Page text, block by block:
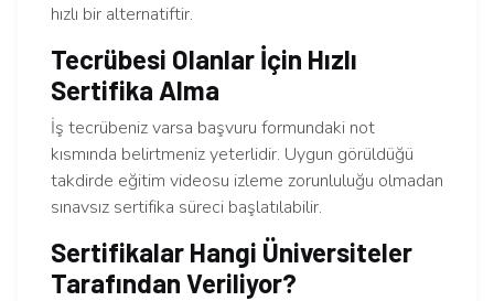
hızlı bir alternatiftir.
Tecrübesi Olanlar İçin Hızlı
Sertifika Alma
İş tecrübeniz varsa başvuru formundaki not
kısmında belirtmeniz yeterlidir. Uygun görüldüğü
takdirde eğitim videosu izleme zorunluluğu olmadan
sınavsız sertifika süreci başlatılabilir.
Sertifikalar Hangi Üniversiteler
Tarafından Veriliyor?